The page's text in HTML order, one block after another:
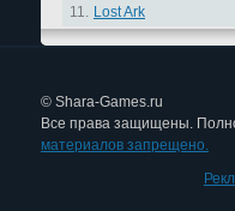
11. Lost Ark
© Shara-Games.ru
Все права защищены.
материалов запрещено.